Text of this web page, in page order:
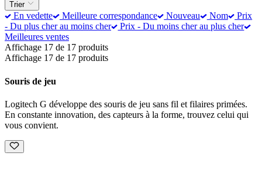
Trier
En vedette Meilleure correspondance Nouveau Nom
Prix
- Du plus cher au moins cher
Prix - Du moins cher au plus cher
Meilleures ventes
Affichage 17 de 17 produits
Affichage 17 de 17 produits
Souris de jeu
Logitech G développe des souris de jeu sans fil et filaires primées.
En constante innovation, des capteurs à la forme, trouvez celui qui
vous convient.